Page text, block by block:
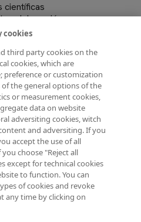
científicas
colaboración
de
la
La
el Instituto de
área de Medicina,
española. Por
de Toronto, la
la Universidad
son las
con
cookies
third party cookies on the
cookies, which are
preference or customization
the general options of the
or measurement cookies,
data on website
adversiting cookies, witch
and adversiting. If you
accept the use of all
choose "Reject all
except for technical cookies
to function. You can
of cookies and revoke
any time by clicking on